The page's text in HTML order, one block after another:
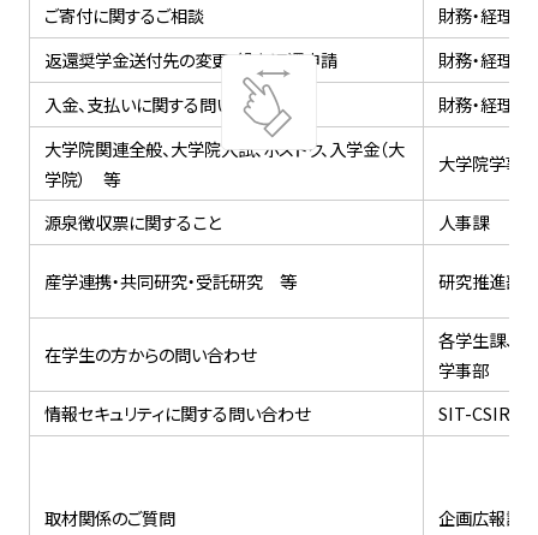
ご寄付に関するご相談
財務・経理課
返還奨学金送付先の変更、繰上返還申請
財務・経理課
入金、支払いに関する問い合わせ
財務・経理課
大学院関連全般、大学院入試、ポスドク、入学金（大
学院） 等
大学院学事部
源泉徴収票に関すること 人事課
産学連携・共同研究・受託研究 等 研究推進部
在学生の方からの問い合わせ
各学生課、大
学事部
情報セキュリティに関する問い合わせ
SIT-CSIRT
取材関係のご質問 企画広報課